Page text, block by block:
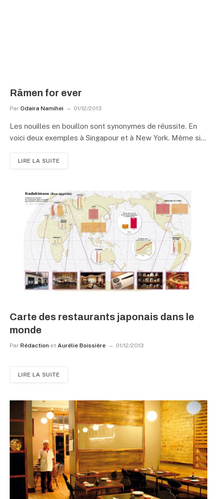
Râmen for ever
Par Odaira Namihei 01/12/2013
Les nouilles en bouillon sont synonymes de réussite. En
voici deux exemples à Singapour et à New York. Même si…
LIRE LA SUITE
Carte des restaurants japonais dans le
monde
Par Rédaction et Aurélie Boissière 01/12/2013
LIRE LA SUITE